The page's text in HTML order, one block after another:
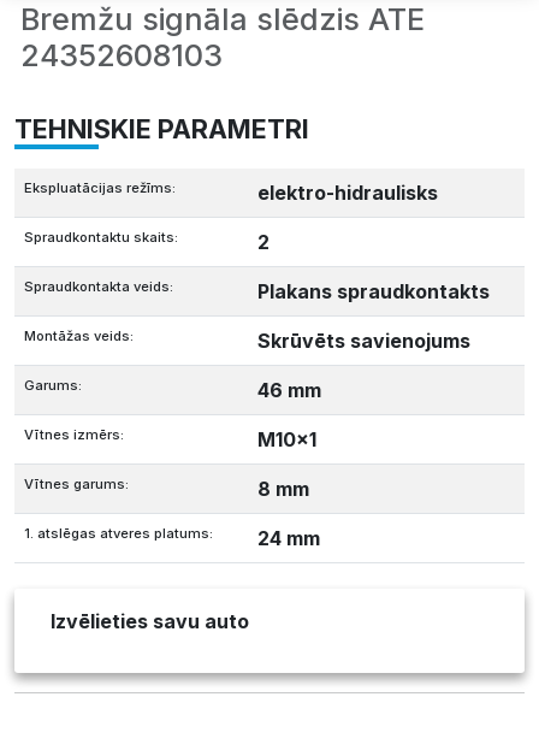
Bremžu signāla slēdzis ATE
24352608103
TEHNISKIE PARAMETRI
Ekspluatācijas režīms: elektro-hidraulisks
Spraudkontaktu skaits: 2
Spraudkontakta veids: Plakans spraudkontakts
Montāžas veids: Skrūvēts savienojums
Garums: 46 mm
Vītnes izmērs: M10x1
Vītnes garums: 8 mm
1. atslēgas atveres platums: 24 mm
Izvēlieties savu auto